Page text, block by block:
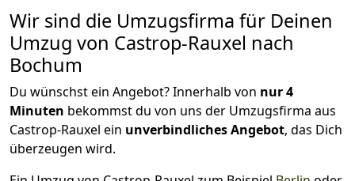
Wir sind die Umzugsfirma für Deinen
Umzug von Castrop-Rauxel nach
Bochum
Du wünschst ein Angebot? Innerhalb von nur 4
Minuten bekommst du von uns der Umzugsfirma aus
Castrop-Rauxel ein unverbindliches Angebot, das Dich
überzeugen wird.